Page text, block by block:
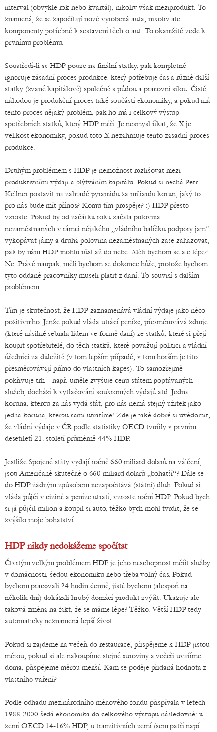
interval (obvykle rok nebo kvartál), nikoliv však meziprodukt. To
znamená, že se započítají nově vyrobená auta, nikoliv ale
komponenty potřebné k sestavení těchto aut. To okamžitě vede k
prvnímu problému.
Soustředí-li se HDP pouze na finální statky, pak kompletně
ignoruje zásadní proces produkce, který potřebuje čas a různé další
statky (zvané kapitálové) společně s půdou a pracovní silou. Čistě
náhodou je produkční proces také součástí ekonomiky, a pokud má
tento proces nějaký problém, pak ho má i celkový výstup
spotřebních statků, který HDP měří. Je nesmysl říkat, že X je
velikost ekonomiky, pokud toto X nezahrnuje tento zásadní proces
produkce.
Druhým problémem s HDP je nemožnost rozlišovat mezi
produktivními výdaji a plýtváním kapitálu. Pokud si nechá Petr
Kellner postavit na zahradě pyramidu za miliardu korun, jaký to
pro nás bude mít přínos? Komu tím prospěje? :) HDP přesto
vzroste. Pokud by od začátku roku začala polovina
nezaměstnaných v rámci nějakého „vládního balíčku podpory jam“
vykopávat jámy a druhá polovina nezaměstnaných zase zahazovat,
pak by nám HDP mohlo růst až do nebe. Měli bychom se ale lépe?
Ne. Právě naopak, měli bychom se dokonce hůře, protože bychom
tyto oddané pracovníky museli platit z daní. To souvisí s dalším
problémem.
Tím je skutečnost, že HDP zaznamenává vládní výdaje jako něco
pozitivního. Jenže pokud vláda utrácí peníze, přesměrovává zdroje
(které násilně sebrala lidem ve formě daní) ze statků, které si přejí
koupit spotřebitelé, do těch statků, které považují politici a vládní
úředníci za důležité (v tom lepším případě, v tom horším je tito
přesměrovávají přímo do vlastních kapes). To samozřejmě
pokřivuje trh – např. uměle zvyšuje cenu státem poptávaných
služeb, dochází k vytlačování soukromých výdajů atd. Jedna
koruna, kterou za nás vydá stát, pro nás nemá stejný užitek jako
jedna koruna, kterou sami utratíme! Zde je také dobré si uvědomit,
že vládní výdaje v ČR podle statistiky OECD tvořily v prvním
desetiletí 21. století průměrně 44% HDP.
Jestliže Spojené státy vydají ročně 660 miliard dolarů na válčení,
jsou Američané skutečně o 660 miliard dolarů „bohatší“? Dále se
do HDP žádným způsobem nezapočítává (státní) dluh. Pokud si
vláda půjčí v cizině a peníze utratí, vzroste roční HDP. Pokud bych
si já půjčil milion a koupil si auto, těžko bych mohl tvrdit, že se
zvýšilo moje bohatství.
HDP nikdy nedokážeme spočítat
Čtvrtým velkým problémem HDP je jeho neschopnost měřit služby
v domácnosti, šedou ekonomiku nebo třeba volný čas. Pokud
bychom pracovali 24 hodin denně, jistě bychom (alespoň na
několik dní) dokázali hrubý domácí produkt zvýšit. Ukazuje ale
taková změna na fakt, že se máme lépe? Těžko. Větší HDP tedy
automaticky neznamená lepší život.
Pokud si zajdeme na večeři do restaurace, přispějeme k HDP jistou
měrou, pokud si ale nakoupíme stejné suroviny a večeři uvaříme
doma, přispějeme měrou menší. Kam se poděje přidaná hodnota z
vlastního vaření?
Podle odhadu mezinárodního měnového fondu přispívala v letech
1988-2000 šedá ekonomika do celkového výstupu následovně: u
zemí OECD 14-16% HDP, u tranzitivních zemí (sem patří např.